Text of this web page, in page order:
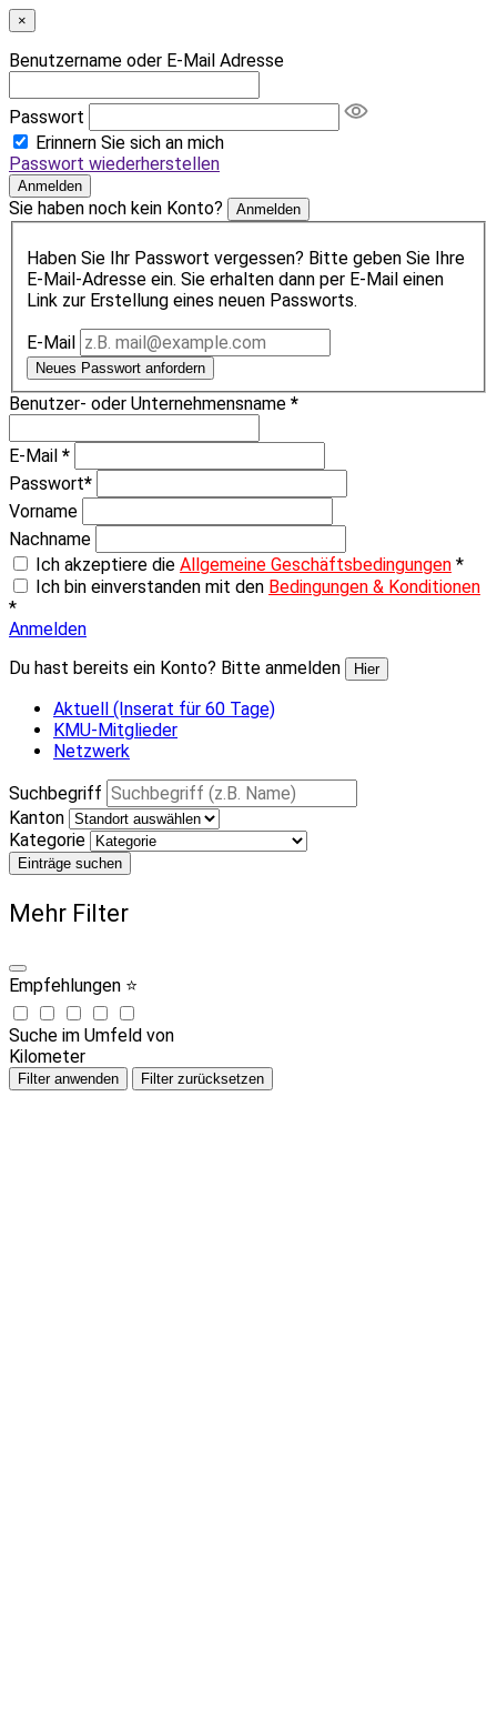
×
Benutzername oder E-Mail Adresse
Passwort
Erinnern Sie sich an mich
Passwort wiederherstellen
Anmelden
Sie haben noch kein Konto? Anmelden
Haben Sie Ihr Passwort vergessen? Bitte geben Sie Ihre
E-Mail-Adresse ein. Sie erhalten dann per E-Mail einen
Link zur Erstellung eines neuen Passworts.
E-Mail
Neues Passwort anfordern
Benutzer- oder Unternehmensname *
E-Mail *
Passwort*
Vorname
Nachname
Ich akzeptiere die Allgemeine Geschäftsbedingungen *
Ich bin einverstanden mit den Bedingungen & Konditionen
*
Anmelden
Du hast bereits ein Konto? Bitte anmelden
Hier
Aktuell (Inserat für 60 Tage)
KMU-Mitglieder
Netzwerk
Suchbegriff
Kanton
Kategorie
Einträge suchen
Mehr Filter
Empfehlungen ⭐
Suche im Umfeld von
Kilometer
Filter anwenden Filter zurücksetzen